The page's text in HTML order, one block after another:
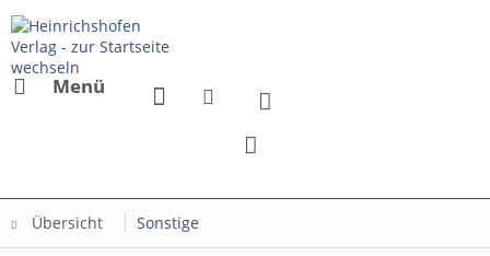
Menü
Übersicht Sonstige